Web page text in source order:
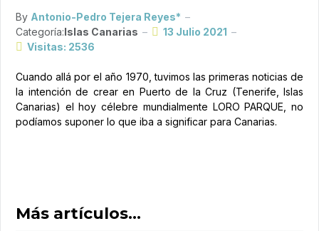
By Antonio-Pedro Tejera Reyes*
Categoría:Islas Canarias
13 Julio 2021
Visitas: 2536
Cuando allá por el año 1970, tuvimos las primeras noticias de
la intención de crear en Puerto de la Cruz (Tenerife, Islas
Canarias) el hoy célebre mundialmente LORO PARQUE, no
podíamos suponer lo que iba a significar para Canarias.
Más artículos…